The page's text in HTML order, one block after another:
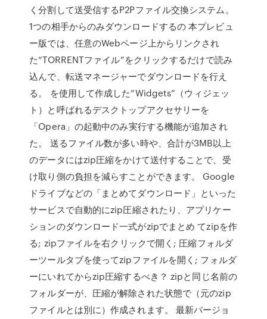
く分割して送受信するP2Pファイル交換システム。
1つの相手からのみダウンロードするの 本プレビュ
ー版では、任意のWebページ上からリンクされ
た“TORRENTファイル”をクリックするだけで読み
込んで、転送マネージャーでダウンロードを行え
る。 を使用して作成した“Widgets”（ウィジェッ
ト）と呼ばれるデスクトップアクセサリーを
「Opera」の起動中のみ実行する機能が追加され
た。 送るファイル数が多い時や、合計が3MB以上
のデータにはzip圧縮をかけて送付することで、受
け取り側の負担を減らすことができます。 Google
ドライブなどの「まとめてダウンロード」といった
サービスで自動的にzip圧縮されたり、アプリケー
ションのダウンロード一式がzipでまとめ てzipを作
る; zipファイルを右クリックで開く; 圧縮フォルダ
ーツールタブを使ってzipファイルを開く; フォルダ
ーにいれてからzip圧縮するべき？ zipと同じ名前の
フォルダーが、圧縮が解除された状態で（元のzip
ファイルとは別に）作成されます。 最新バージョ